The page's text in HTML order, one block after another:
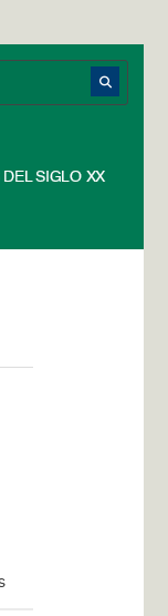
SIGLO XX